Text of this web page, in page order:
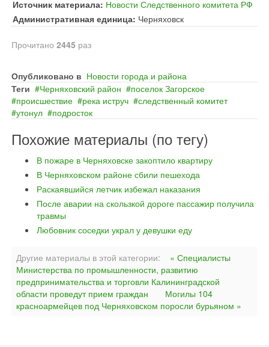
Источник материала: Новости Следственного комитета РФ
Административная единица: Черняховск
Прочитано 2445 раз
Опубликовано в Новости города и района
Теги
Черняховский район
поселок Загорское
происшествие
река иструч
следственный комитет
утонул
подросток
Похожие материалы (по тегу)
В пожаре в Черняховске закоптило квартиру
В Черняховском районе сбили пешехода
Раскаявшийся летчик избежал наказания
После аварии на скользкой дороге пассажир получила
травмы
Любовник соседки украл у девушки еду
Другие материалы в этой категории:
« Специалисты
Министерства по промышленности, развитию
предпринимательства и торговли Калининградской
области проведут прием граждан
Могилы 104
красноармейцев под Черняховском поросли бурьяном »